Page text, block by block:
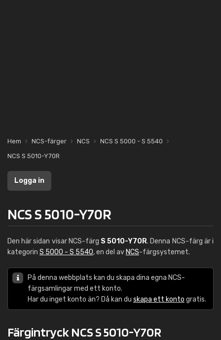
Hem NCS-färger NCS
NCS S 5000 - S 5540
NCS S 5010-Y70R
Logga in
NCS S 5010-Y70R
Den här sidan visar NCS-färg S 5010-Y70R. Denna NCS-färg är i
kategorin S 5000 - S 5540, en del av NCS-färgsystemet.
På denna webbplats kan du skapa dina egna NCS-
färgsamlingar med ett konto.
Har du inget konto än? Då kan du skapa ett konto gratis.
Färgintryck NCS S 5010-Y70R